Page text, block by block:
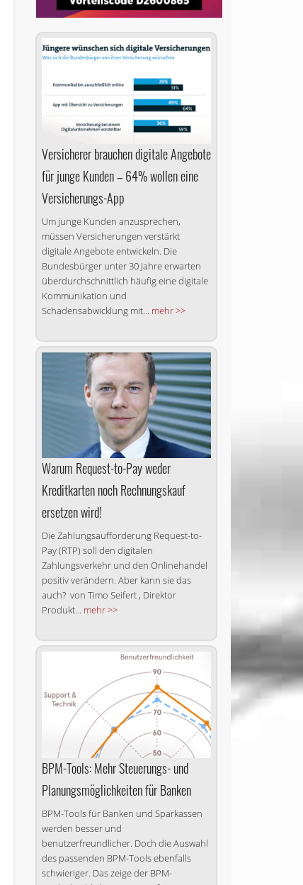
Versicherer brauchen digitale Angebote
für junge Kunden – 64% wollen eine
Versicherungs-App
Um junge Kunden anzusprechen,
müssen Versicherungen verstärkt
digitale Angebote entwickeln. Die
Bundesbürger unter 30 Jahre erwarten
überdurchschnittlich häufig eine digitale
Kommunikation und
Schadensabwicklung mit... mehr >>
Warum Request-to-Pay weder
Kreditkarten noch Rechnungskauf
ersetzen wird!
Die Zahlungsaufforderung Request-to-
Pay (RTP) soll den digitalen
Zahlungsverkehr und den Onlinehandel
positiv verändern. Aber kann sie das
auch? von Timo Seifert , Direktor
Produkt... mehr >>
BPM-Tools: Mehr Steuerungs- und
Planungsmöglichkeiten für Banken
BPM-Tools für Banken und Sparkassen
werden besser und
benutzerfreundlicher. Doch die Auswahl
des passenden BPM-Tools ebenfalls
schwieriger. Das zeige der BPM-